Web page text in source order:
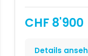
CHF 8'900
Details